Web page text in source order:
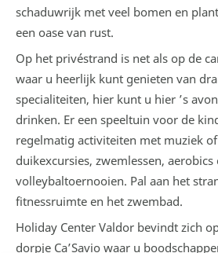
schaduwrijk met veel bomen en
een oase van rust.
Op het privéstrand is net als op de
waar u heerlijk kunt genieten van
specialiteiten, hier kunt u hier ’s
drinken. Er een speeltuin voor de
regelmatig activiteiten met muziek
duikexcursies, zwemlessen, aerobics
volleybaltoernooien. Pal aan het
fitnessruimte en het zwembad.
Holiday Center Valdor bevindt zich
dorpje Ca’Savio waar u